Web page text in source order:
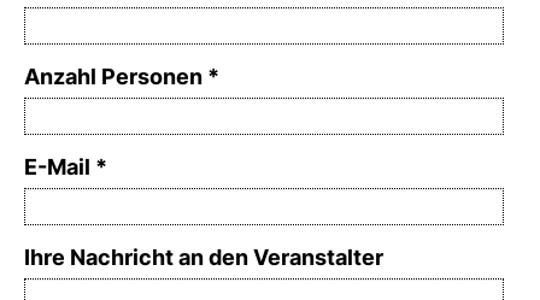
Anzahl Personen
E-Mail
Ihre Nachricht an den Veranstalter